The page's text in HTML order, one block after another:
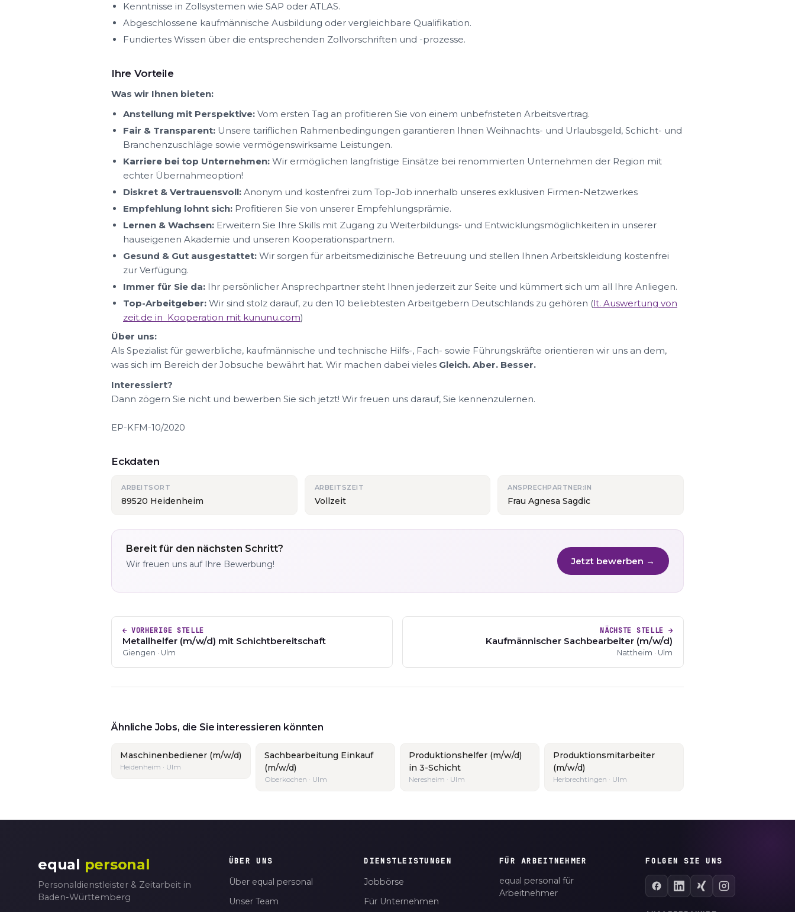
Kenntnisse in Zollsystemen wie SAP oder ATLAS.
Abgeschlossene kaufmännische Ausbildung oder vergleichbare Qualifikation.
Fundiertes Wissen über die entsprechenden Zollvorschriften und -prozesse.
Ihre Vorteile
Was wir Ihnen bieten:
Anstellung mit Perspektive: Vom ersten Tag an profitieren Sie von einem unbefristeten Arbeitsvertrag.
Fair & Transparent: Unsere tariflichen Rahmenbedingungen garantieren Ihnen Weihnachts- und Urlaubsgeld, Schicht- und
Branchenzuschläge sowie vermögenswirksame Leistungen.
Karriere bei top Unternehmen: Wir ermöglichen langfristige Einsätze bei renommierten Unternehmen der Region mit
echter Übernahmeoption!
Diskret & Vertrauensvoll: Anonym und kostenfrei zum Top-Job innerhalb unseres exklusiven Firmen-Netzwerkes
Empfehlung lohnt sich: Profitieren Sie von unserer Empfehlungsprämie.
Lernen & Wachsen: Erweitern Sie Ihre Skills mit Zugang zu Weiterbildungs- und Entwicklungsmöglichkeiten in unserer
hauseigenen Akademie und unseren Kooperationspartnern.
Gesund & Gut ausgestattet: Wir sorgen für arbeitsmedizinische Betreuung und stellen Ihnen Arbeitskleidung kostenfrei
zur Verfügung.
Immer für Sie da: Ihr persönlicher Ansprechpartner steht Ihnen jederzeit zur Seite und kümmert sich um all Ihre Anliegen.
Top-Arbeitgeber: Wir sind stolz darauf, zu den 10 beliebtesten Arbeitgebern Deutschlands zu gehören (lt. Auswertung von
zeit.de in Kooperation mit kununu.com)
Über uns:
Als Spezialist für gewerbliche, kaufmännische und technische Hilfs-, Fach- sowie Führungskräfte orientieren wir uns an dem,
was sich im Bereich der Jobsuche bewährt hat. Wir machen dabei vieles Gleich. Aber. Besser.
Interessiert?
Dann zögern Sie nicht und bewerben Sie sich jetzt! Wir freuen uns darauf, Sie kennenzulernen.
EP-KFM-10/2020
Eckdaten
ARBEITSORT
89520 Heidenheim
ARBEITSZEIT
Vollzeit
ANSPRECHPARTNER:IN
Frau Agnesa Sagdic
Bereit für den nächsten Schritt?
Wir freuen uns auf Ihre Bewerbung! Jetzt bewerben →
← VORHERIGE STELLE
Metallhelfer (m/w/d) mit Schichtbereitschaft
Giengen · Ulm
NÄCHSTE STELLE →
Kaufmännischer Sachbearbeiter (m/w/d)
Nattheim · Ulm
Ähnliche Jobs, die Sie interessieren könnten
Maschinenbediener (m/w/d)
Heidenheim · Ulm
Sachbearbeitung Einkauf
(m/w/d)
Oberkochen · Ulm
Produktionshelfer (m/w/d)
in 3-Schicht
Neresheim · Ulm
Produktionsmitarbeiter
(m/w/d)
Herbrechtingen · Ulm
equal personal
Personaldienstleister & Zeitarbeit in
Baden-Württemberg
ÜBER UNS
Über equal personal
Unser Team
DIENSTLEISTUNGEN
Jobbörse
Für Unternehmen
FÜR ARBEITNEHMER
equal personal für
Arbeitnehmer
FOLGEN SIE UNS